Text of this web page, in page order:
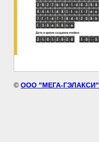
© ООО "МЕГА-ГЭЛАКСИ"